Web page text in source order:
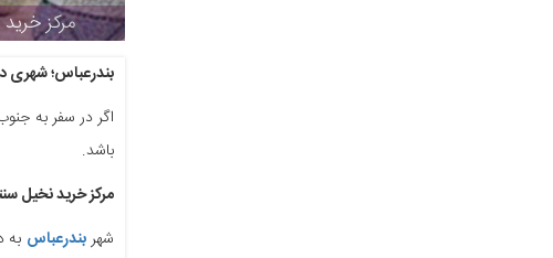
مرکز خرید
بندرعباس؛ شهری
اگر در سفر به
باشد.
مرکز خرید نخیل
شهربندرعباس به